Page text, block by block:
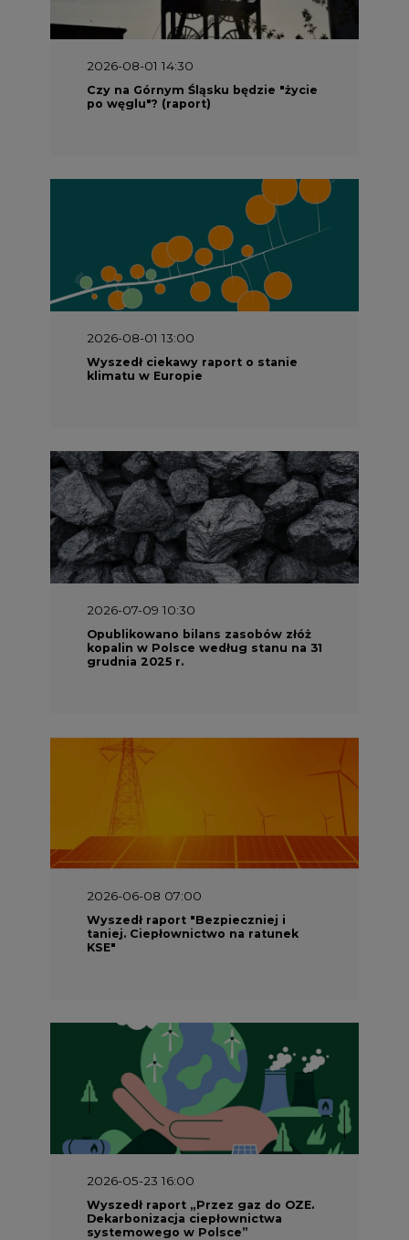
2026-08-01 14:30
Czy na Górnym Śląsku będzie "życie
po węglu"? (raport)
2026-08-01 13:00
Wyszedł ciekawy raport o stanie
klimatu w Europie
2026-07-09 10:30
Opublikowano bilans zasobów złóż
kopalin w Polsce według stanu na 31
grudnia 2025 r.
2026-06-08 07:00
Wyszedł raport "Bezpieczniej i
taniej. Ciepłownictwo na ratunek
KSE"
2026-05-23 16:00
Wyszedł raport „Przez gaz do OZE.
Dekarbonizacja ciepłownictwa
systemowego w Polsce”